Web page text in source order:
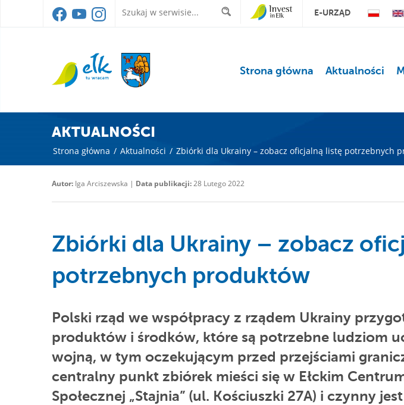
E-URZĄD
Strona główna Aktualności
AKTUALNOŚCI
Strona główna / Aktualności / Zbiórki dla Ukrainy – zobacz oficjalną listę potrzebnych
Autor: Iga Arciszewska | Data publikacji:28 Lutego 2022
Zbiórki dla Ukrainy – zobacz
potrzebnych produktów
Polski rząd we współpracy z rządem Ukrainy
produktów i środków, które są potrzebne ludziom
wojną, w tym oczekującym przed przejściami
centralny punkt zbiórek mieści się w Ełckim
Społecznej „Stajnia” (ul. Kościuszki 27A) i czynny